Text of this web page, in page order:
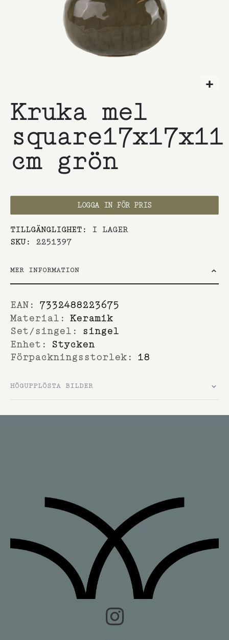
till
början
bildgalleriet
Kruka mel
square17x17x11
cm grön
LOGGA IN FÖR PRIS
TILLGÄNGLIGHET:
I LAGER
SKU
2251397
MER INFORMATION
Mer
information
7332488223675
Keramik
singel
Stycken
18
HÖGUPPLÖSTA BILDER